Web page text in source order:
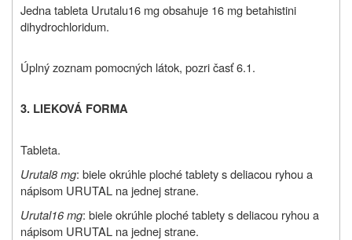
Jedna tableta Urutalu16 mg obsahuje 16 mg betahistini
dihydrochloridum.
Úplný zoznam pomocných látok, pozri časť 6.1.
3. LIEKOVÁ FORMA
Tableta.
Urutal8 mg: biele okrúhle ploché tablety s deliacou ryhou a
nápisom URUTAL na jednej strane.
Urutal16 mg: biele okrúhle ploché tablety s deliacou ryhou a
nápisom URUTAL na jednej strane.